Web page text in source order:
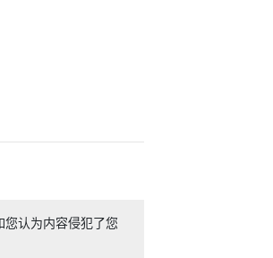
认为内容侵犯了您